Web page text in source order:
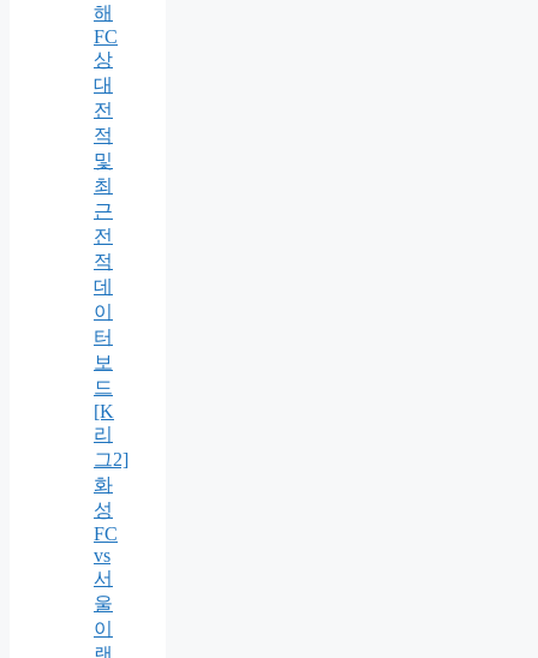
해
FC
상
대
전
적
및
최
근
전
적
데
이
터
보
드
[K
리
그2]
화
성
FC
vs
서
울
이
랜